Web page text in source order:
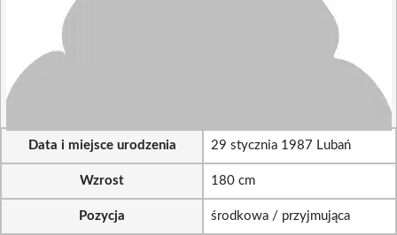
Data i miejsce urodzenia 29 stycznia 1987 Lubań
Wzrost 180 cm
Pozycja środkowa / przyjmująca